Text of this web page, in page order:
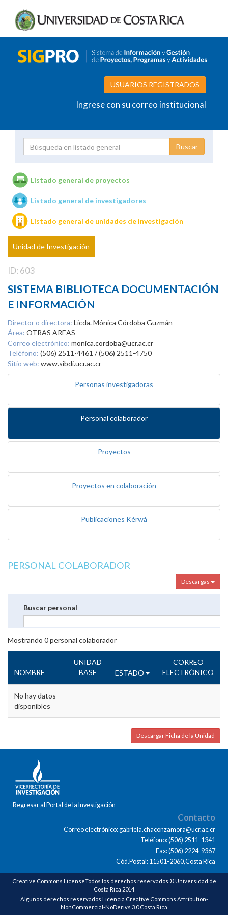
USUARIOS REGISTRADOS
Ingrese con su correo institucional
Unidades de investigación
Listado general de proyectos
Listado general de investigadores
Listado general de unidades de investigación
Unidad de Investigación
ID: 603
SISTEMA BIBLIOTECA DOCUMENTACIÓN
E INFORMACIÓN
Director o directora: Licda. Mónica Córdoba Guzmán
Área: OTRAS AREAS
Correo electrónico: monica.cordoba@ucr.ac.cr
Teléfono: (506) 2511-4461 / (506) 2511-4750
Sitio web: www.sibdi.ucr.ac.cr
Personas investigadoras
Personal colaborador
Proyectos
Proyectos en colaboración
Publicaciones Kérwá
PERSONAL COLABORADOR
Descargas
Buscar personal
Mostrando 0personal colaborador
NOMBRE
UNIDAD
BASE
ESTADO
CORREO
ELECTRÓNICO
No hay datos
disponibles
Descargar Ficha de la Unidad
Regresar al Portal de la Investigación
Contacto
Correo electrónico: gabriela.chaconzamora@ucr.ac.cr
Teléfono: (506) 2511-1341
Fax: (506) 2224-9367
Cód.Postal: 11501-2060,Costa Rica
Creative Commons LicenseTodos los derechos reservados © Universidad de
Costa Rica 2014
Algunos derechos reservados Licencia Creative Commons Attribution-
NonCommercial-NoDerivs 3.0 Costa Rica